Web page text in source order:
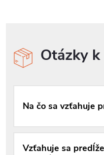
Otázky
Na čo sa vzťahuje
Vzťahuje sa